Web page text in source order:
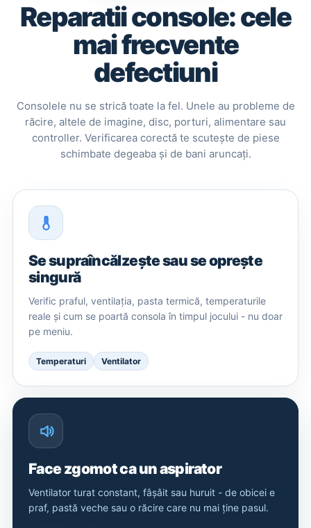
Reparatii console: cele
mai frecvente
defectiuni
Consolele nu se strică toate la fel. Unele au probleme de
răcire, altele de imagine, disc, porturi, alimentare sau
controller. Verificarea corectă te scutește de piese
schimbate degeaba și de bani aruncați.
Se supraîncălzește sau se oprește
singură
Verific praful, ventilația, pasta termică, temperaturile
reale și cum se poartă consola în timpul jocului - nu doar
pe meniu.
Temperaturi Ventilator
Face zgomot ca un aspirator
Ventilator turat constant, fâșâit sau huruit - de obicei e
praf, pastă veche sau o răcire care nu mai ține pasul.